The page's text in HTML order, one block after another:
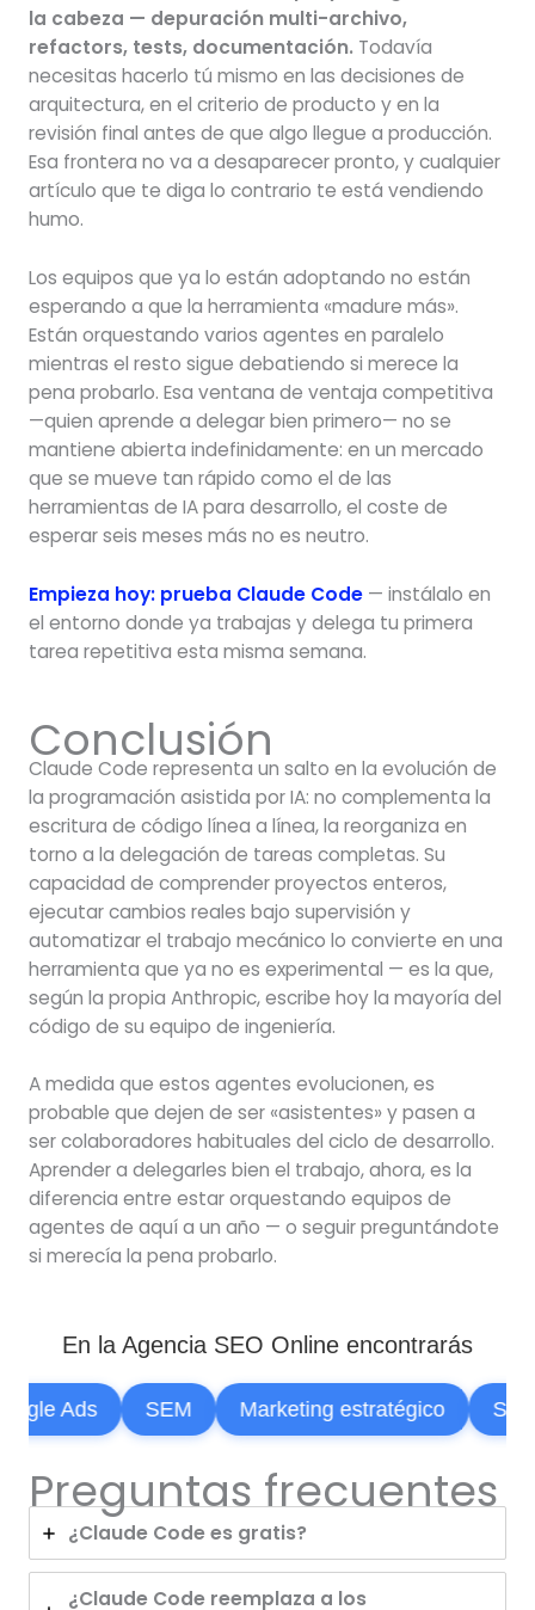
la cabeza — depuración multi-archivo,
refactors, tests, documentación. Todavía
necesitas hacerlo tú mismo en las decisiones de
arquitectura, en el criterio de producto y en la
revisión final antes de que algo llegue a producción.
Esa frontera no va a desaparecer pronto, y cualquier
artículo que te diga lo contrario te está vendiendo
humo.
Los equipos que ya lo están adoptando no están
esperando a que la herramienta «madure más».
Están orquestando varios agentes en paralelo
mientras el resto sigue debatiendo si merece la
pena probarlo. Esa ventana de ventaja competitiva
—quien aprende a delegar bien primero— no se
mantiene abierta indefinidamente: en un mercado
que se mueve tan rápido como el de las
herramientas de IA para desarrollo, el coste de
esperar seis meses más no es neutro.
Empieza hoy: prueba Claude Code— instálalo en
el entorno donde ya trabajas y delega tu primera
tarea repetitiva esta misma semana.
Conclusión
Claude Code representa un salto en la evolución de
la programación asistida por IA: no complementa la
escritura de código línea a línea, la reorganiza en
torno a la delegación de tareas completas. Su
capacidad de comprender proyectos enteros,
ejecutar cambios reales bajo supervisión y
automatizar el trabajo mecánico lo convierte en una
herramienta que ya no es experimental — es la que,
según la propia Anthropic, escribe hoy la mayoría del
código de su equipo de ingeniería.
A medida que estos agentes evolucionen, es
probable que dejen de ser «asistentes» y pasen a
ser colaboradores habituales del ciclo de desarrollo.
Aprender a delegarles bien el trabajo, ahora, es la
diferencia entre estar orquestando equipos de
agentes de aquí a un año — o seguir preguntándote
si merecía la pena probarlo.
En la Agencia SEO Online encontrarás
Ads SEM Marketing estratégico SEO
Preguntas frecuentes
¿Claude Code es gratis?
¿Claude Code reemplaza a los